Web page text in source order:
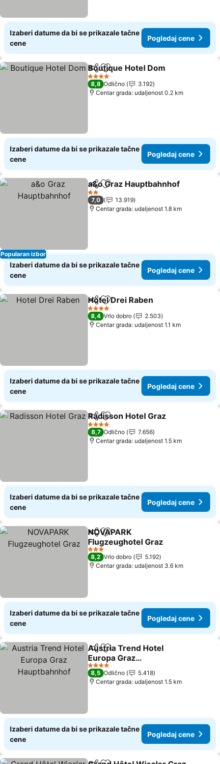
Izaberi datume da bi se prikazale tačne
cene
Pogledaj cene
Deli Dodati u favorite
Boutique Hotel Dom
4 Zvezdice
8,8 Odlično
3.192
Centar grada: udaljenost 0.2 km
Izaberi datume da bi se prikazale tačne
cene
Pogledaj cene
Popularan izbor
Deli Dodati u favorite
a&o Graz Hauptbahnhof
2 Zvezdice
7,0
13.919
Centar grada: udaljenost 1.8 km
Izaberi datume da bi se prikazale tačne
cene
Pogledaj cene
Deli Dodati u favorite
Hotel Drei Raben
4 Zvezdice
8,4 Vrlo dobro
2.503
Centar grada: udaljenost 1.1 km
Izaberi datume da bi se prikazale tačne
cene
Pogledaj cene
Deli Dodati u favorite
Radisson Hotel Graz
4 Zvezdice
8,7 Odlično
7.656
Centar grada: udaljenost 1.5 km
Izaberi datume da bi se prikazale tačne
cene
Pogledaj cene
Deli Dodati u favorite
NOVAPARK
Flugzeughotel Graz
Pogledaj cene
3 Zvezdice
8,2 Vrlo dobro
5.192
Centar grada: udaljenost 3.6 km
Izaberi datume da bi se prikazale tačne
cene
Pogledaj cene
Deli Dodati u favorite
Austria Trend Hotel
Europa Graz
Hauptbahnhof
Pogledaj cene
4 Zvezdice
8,5 Odlično
5.418
Centar grada: udaljenost 1.5 km
Izaberi datume da bi se prikazale tačne
cene
Pogledaj cene